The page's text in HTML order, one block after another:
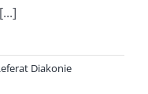
Diakonie